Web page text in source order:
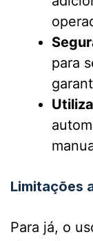
para
Limitações
Para já, o